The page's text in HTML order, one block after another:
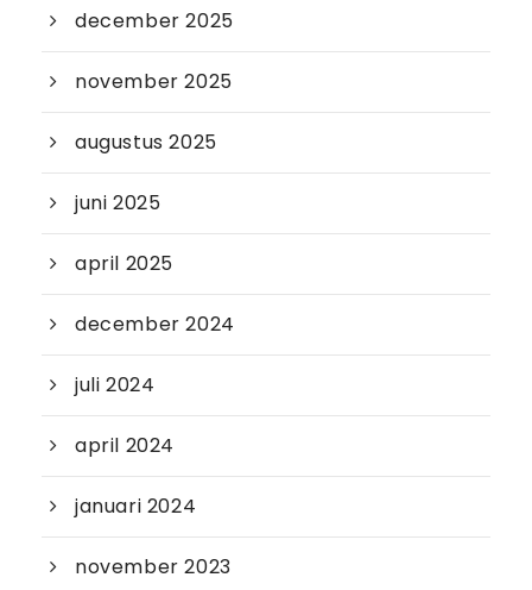
december 2025
november 2025
augustus 2025
juni 2025
april 2025
december 2024
juli 2024
april 2024
januari 2024
november 2023